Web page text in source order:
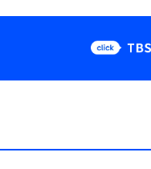
Podcast